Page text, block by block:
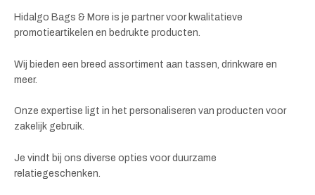
Hidalgo Bags & More is je partner voor kwalitatieve
promotieartikelen en bedrukte producten.
Wij bieden een breed assortiment aan tassen, drinkware en
meer.
Onze expertise ligt in het personaliseren van producten voor
zakelijk gebruik.
Je vindt bij ons diverse opties voor duurzame
relatiegeschenken.